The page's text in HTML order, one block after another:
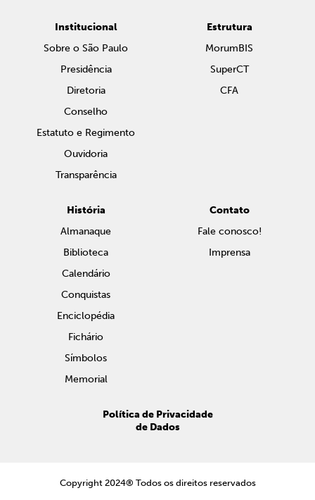
Institucional
Sobre o São Paulo
Presidência
Diretoria
Conselho
Estatuto e Regimento
Ouvidoria
Transparência
Estrutura
MorumBIS
SuperCT
CFA
História
Almanaque
Biblioteca
Calendário
Conquistas
Enciclopédia
Fichário
Símbolos
Memorial
Contato
Fale conosco!
Imprensa
Política de Privacidade
de Dados
Copyright 2024® Todos os direitos reservados